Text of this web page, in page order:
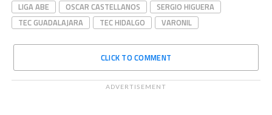
LIGA ABE
OSCAR CASTELLANOS
SERGIO HIGUERA
TEC GUADALAJARA
TEC HIDALGO VARONIL
CLICK TO COMMENT
ADVERTISEMENT